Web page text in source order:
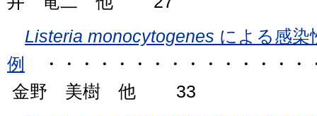
Listeria monocytogenes による感染
例
・・・・・・・・・・・・・・・
金野 美樹 他 33